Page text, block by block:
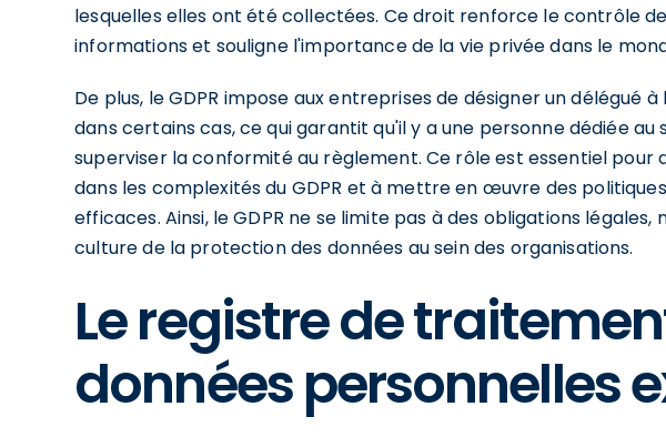
lesquelles elles ont été collectées. Ce droit renforce le contrôle
informations et souligne l'importance de la vie privée dans le
De plus, le GDPR impose aux entreprises de désigner un délégué
dans certains cas, ce qui garantit qu'il y a une personne dédiée au
superviser la conformité au règlement. Ce rôle est essentiel pour
dans les complexités du GDPR et à mettre en œuvre des
efficaces. Ainsi, le GDPR ne se limite pas à des obligations
culture de la protection des données au sein des organisations.
Le registre de
données personnelles